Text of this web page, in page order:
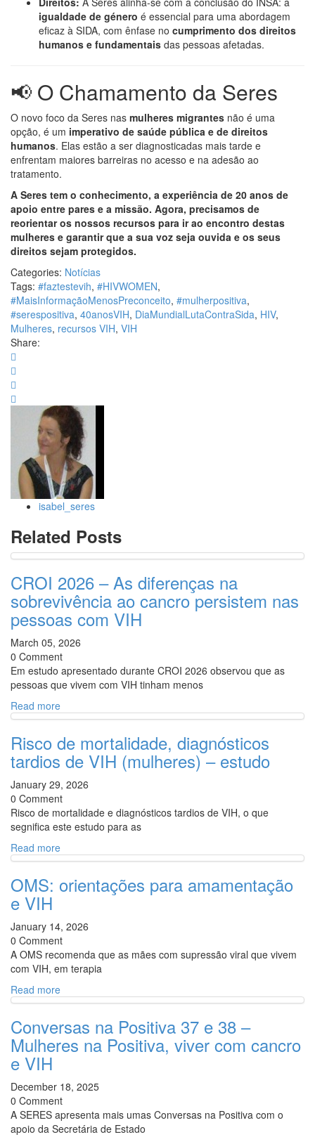
igualdade de género é essencial para uma abordagem
eficaz à SIDA, com ênfase no cumprimento dos direitos
humanos e fundamentais das pessoas afetadas.
📢 O Chamamento da Seres
O novo foco da Seres nas mulheres migrantes não é uma
opção, é um imperativo de saúde pública e de direitos
humanos. Elas estão a ser diagnosticadas mais tarde e
enfrentam maiores barreiras no acesso e na adesão ao
tratamento.
A Seres tem o conhecimento, a experiência de 20 anos de
apoio entre pares e a missão. Agora, precisamos de
reorientar os nossos recursos para ir ao encontro destas
mulheres e garantir que a sua voz seja ouvida e os seus
direitos sejam protegidos.
Categories: Notícias
Tags: #faztestevih, #HIVWOMEN,
#MaisInformaçãoMenosPreconceito, #mulherpositiva,
#serespositiva, 40anosVIH, DiaMundialLutaContraSida, HIV,
Mulheres, recursos VIH, VIH
Share:
isabel_seres
Related Posts
CROI 2026 – As diferenças na
sobrevivência ao cancro persistem nas
pessoas com VIH
March 05, 2026
0 Comment
Em estudo apresentado durante CROI 2026 observou que as
pessoas que vivem com VIH tinham menos
Read more
Risco de mortalidade, diagnósticos
tardios de VIH (mulheres) – estudo
January 29, 2026
0 Comment
Risco de mortalidade e diagnósticos tardios de VIH, o que
segnifica este estudo para as
Read more
OMS: orientações para amamentação
e VIH
January 14, 2026
0 Comment
A OMS recomenda que as mães com supressão viral que vivem
com VIH, em terapia
Read more
Conversas na Positiva 37 e 38 –
Mulheres na Positiva, viver com cancro
e VIH
December 18, 2025
0 Comment
A SERES apresenta mais umas Conversas na Positiva com o
apoio da Secretária de Estado